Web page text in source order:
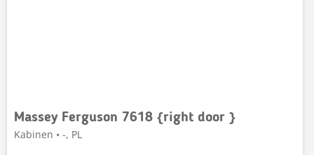
Massey Ferguson 7618 {right door }
Kabinen • -, PL